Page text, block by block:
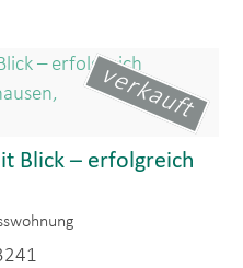
verkauft
Blick – erfolgreich